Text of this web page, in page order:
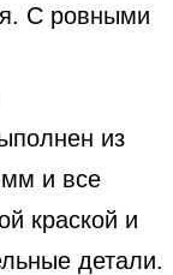
С ровными
из
и все
краской и
детали.